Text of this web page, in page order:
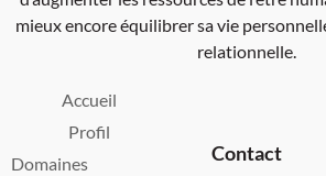
mieux encore équilibrer sa vie
relationnelle.
Accueil
Profil
Domaines
Contact